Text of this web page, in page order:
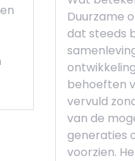
Duurzame
dat steeds
behoeften
vervuld
van de
generaties
voorzien.